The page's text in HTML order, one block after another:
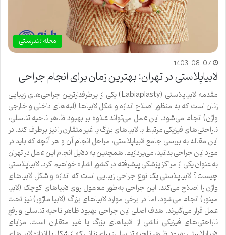
مجله تندرستی
1403-08-07
لابیاپلاستی در تهران: بهترین زمان برای انجام جراحی
مقدمه لابیاپلاستی (Labiaplasty) یکی از پرطرفدارترین جراحی‌های زیبایی
زنان است که به منظور اصلاح اندازه و شکل لابیاها (لبه‌های داخلی و خارجی
واژن) انجام می‌شود. این عمل می‌تواند علاوه بر بهبود ظاهر ناحیه تناسلی،
ناراحتی‌های فیزیکی مرتبط با لابیاهای بزرگ یا غیر متقارن را نیز برطرف کند. در
این مقاله به بررسی جامع لابیاپلاستی، مراحل انجام آن و هر آنچه که باید در
مورد این جراحی بدانید، می‌پردازیم. همچنین به دلایل انجام این عمل در تهران
به عنوان یکی از مراکز پزشکی پیشرفته در کشور اشاره خواهیم کرد. لابیاپلاستی
چیست؟ لابیاپلاستی یک نوع جراحی زیبایی است که اندازه و شکل لابیاهای
واژن را اصلاح می‌کند. این جراحی به‌طور معمول روی لابیاهای کوچک (لابیا
مینور) انجام می‌شود، اما در برخی موارد لابیاهای بزرگ (لابیا ماژور) نیز تحت
عمل قرار می‌گیرند. هدف اصلی این جراحی بهبود ظاهر ناحیه تناسلی و رفع
ناراحتی‌های فیزیکی ناشی از لابیاهای بزرگ یا غیر متقارن است. مزایای